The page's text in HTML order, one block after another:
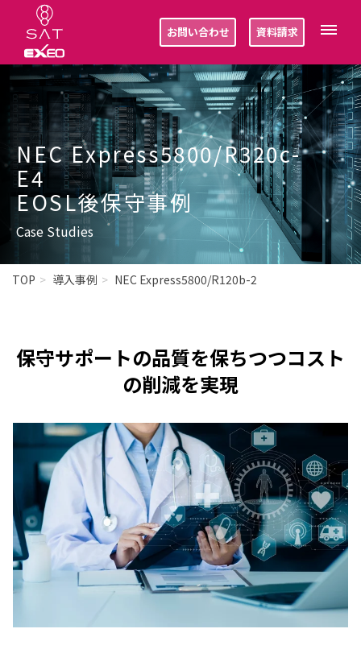
お問い合わせ 資料請求
NEC Express5800/R320c-
E4
EOSL後保守事例
Case Studies
TOP 導入事例 NEC Express5800/R120b-2
保守サポートの品質を保ちつつコスト
の削減を実現